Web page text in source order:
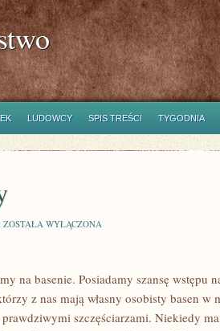
LUDOWCY SPIS TREŚCI TYGODNIA
KRYTE
ZOSTAŁA WYŁĄCZONA
na basenie. Posiadamy szansę wstępu
z nas mają własny osobisty basen
szczęściarzami. Niekiedy